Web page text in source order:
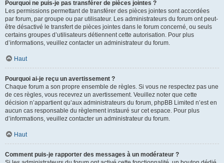
Pourquoi ne puis-je pas transférer de pièces jointes ?
Les permissions permettant de transférer des pièces jointes sont accordées
par forum, par groupe ou par utilisateur. Les administrateurs du forum ont peut-
être désactivé le transfert de pièces jointes dans le forum concerné, ou seuls
certains groupes d’utilisateurs détiennent cette autorisation. Pour plus
d’informations, veuillez contacter un administrateur du forum.
Haut
Pourquoi ai-je reçu un avertissement ?
Chaque forum a son propre ensemble de règles. Si vous ne respectez pas une
de ces règles, vous recevrez un avertissement. Veuillez noter que cette
décision n’appartient qu’aux administrateurs du forum, phpBB Limited n’est en
aucun cas responsable du règlement instauré sur cet espace. Pour plus
d’informations, veuillez contacter un administrateur du forum.
Haut
Comment puis-je rapporter des messages à un modérateur ?